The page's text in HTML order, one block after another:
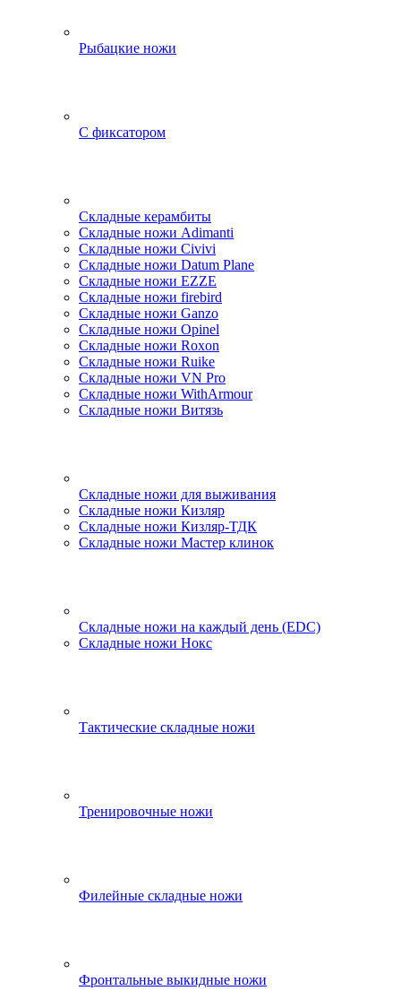
Рыбацкие ножи
С фиксатором
Складные керамбиты
Складные ножи Adimanti
Складные ножи Civivi
Складные ножи Datum Plane
Складные ножи EZZE
Складные ножи firebird
Складные ножи Ganzo
Складные ножи Opinel
Складные ножи Roxon
Складные ножи Ruike
Складные ножи VN Pro
Складные ножи WithArmour
Складные ножи Витязь
Складные ножи для выживания
Складные ножи Кизляр
Складные ножи Кизляр-ТДК
Складные ножи Мастер клинок
Складные ножи на каждый день (EDC)
Складные ножи Нокс
Тактические складные ножи
Тренировочные ножи
Филейные складные ножи
Фронтальные выкидные ножи